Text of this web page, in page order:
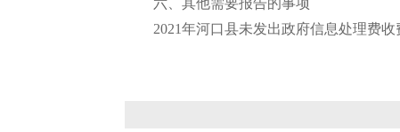
2021年河口县未发出政府信息处理费收